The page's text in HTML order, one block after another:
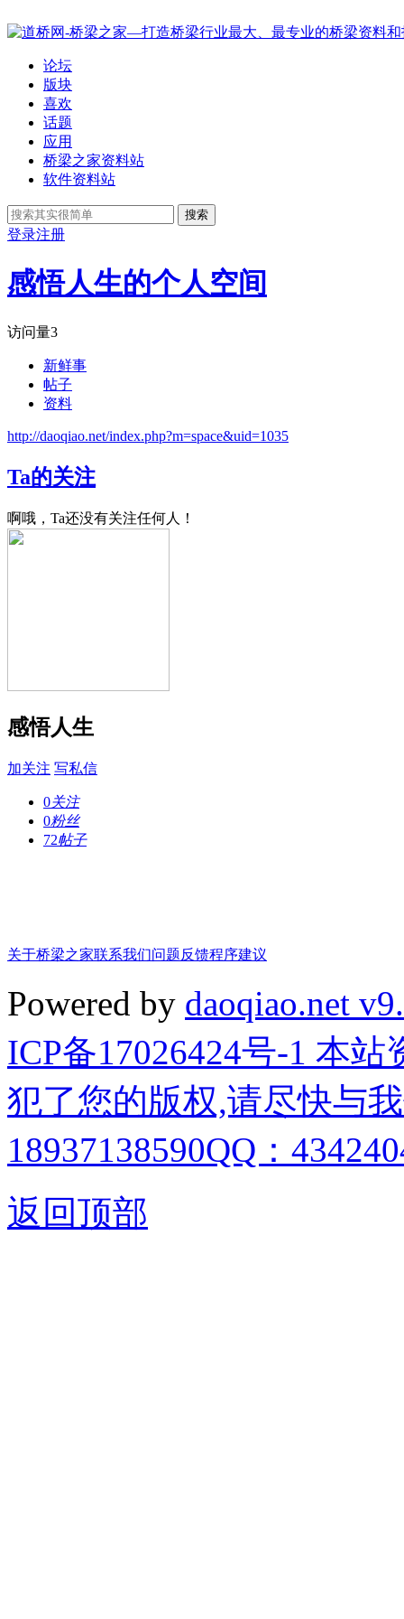
论坛
版块
喜欢
话题
应用
桥梁之家资料站
软件资料站
搜索
登录注册
感悟人生的个人空间
访问量3
新鲜事
帖子
资料
http://daoqiao.net/index.php?m=space&uid=1035
Ta的关注
啊哦，Ta还没有关注任何人！
感悟人生
加关注 写私信
0关注
0粉丝
72帖子
关于桥梁之家联系我们问题反馈程序建议
Powered by daoqiao.net
ICP备17026424号-1 本
犯了您的版权,请尽快与
18937138590QQ：
返回顶部